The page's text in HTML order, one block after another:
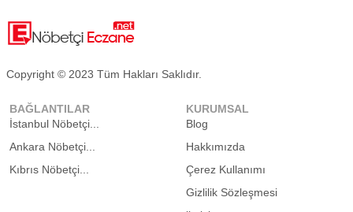
Copyright © 2023 Tüm Hakları Saklıdır.
BAĞLANTILAR
İstanbul Nöbetçi...
Ankara Nöbetçi...
Kıbrıs Nöbetçi...
KURUMSAL
Blog
Hakkımızda
Çerez Kullanımı
Gizlilik Sözleşmesi